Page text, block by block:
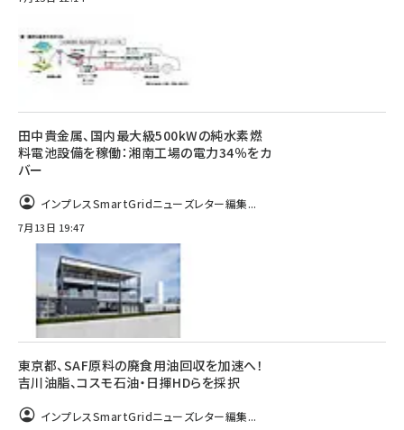
田中貴金属、国内最大級500kWの純水素燃
料電池設備を稼働：湘南工場の電力34％をカ
バー
インプレスSmartGridニューズレター編集...
7月13日 19:47
東京都、SAF原料の廃食用油回収を加速へ！
吉川油脂、コスモ石油・日揮HDらを採択
インプレスSmartGridニューズレター編集...